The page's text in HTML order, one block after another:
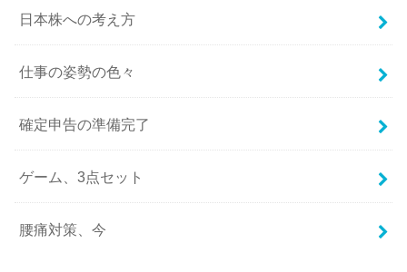
日本株への考え方
仕事の姿勢の色々
確定申告の準備完了
ゲーム、3点セット
腰痛対策、今